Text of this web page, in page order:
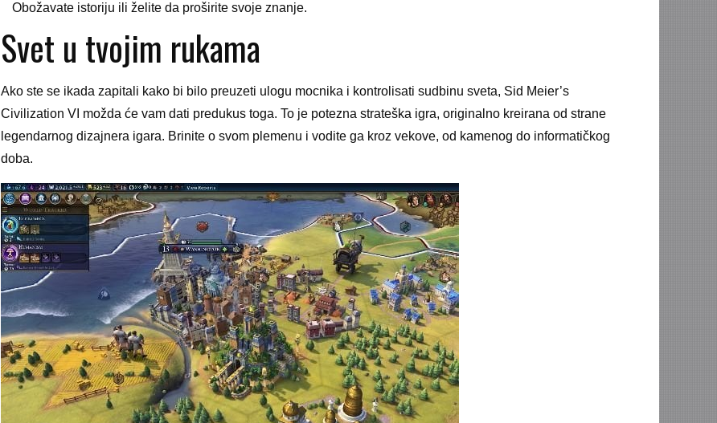
Obožavate istoriju ili želite da proširite svoje znanje.
Svet u tvojim rukama
Ako ste se ikada zapitali kako bi bilo preuzeti ulogu mocnika i kontrolisati sudbinu sveta, Sid Meier’s
Civilization VI možda će vam dati predukus toga. To je potezna strateška igra, originalno kreirana od strane
legendarnog dizajnera igara. Brinite o svom plemenu i vodite ga kroz vekove, od kamenog do informatičkog
doba.